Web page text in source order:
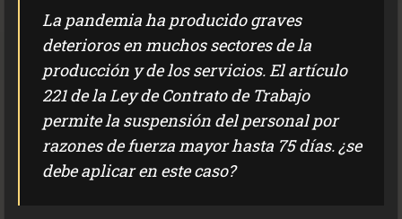
La pandemia ha producido graves
deterioros en muchos sectores de la
producción y de los servicios. El artículo
221 de la Ley de Contrato de Trabajo
permite la suspensión del personal por
razones de fuerza mayor hasta 75 días. ¿se
debe aplicar en este caso?